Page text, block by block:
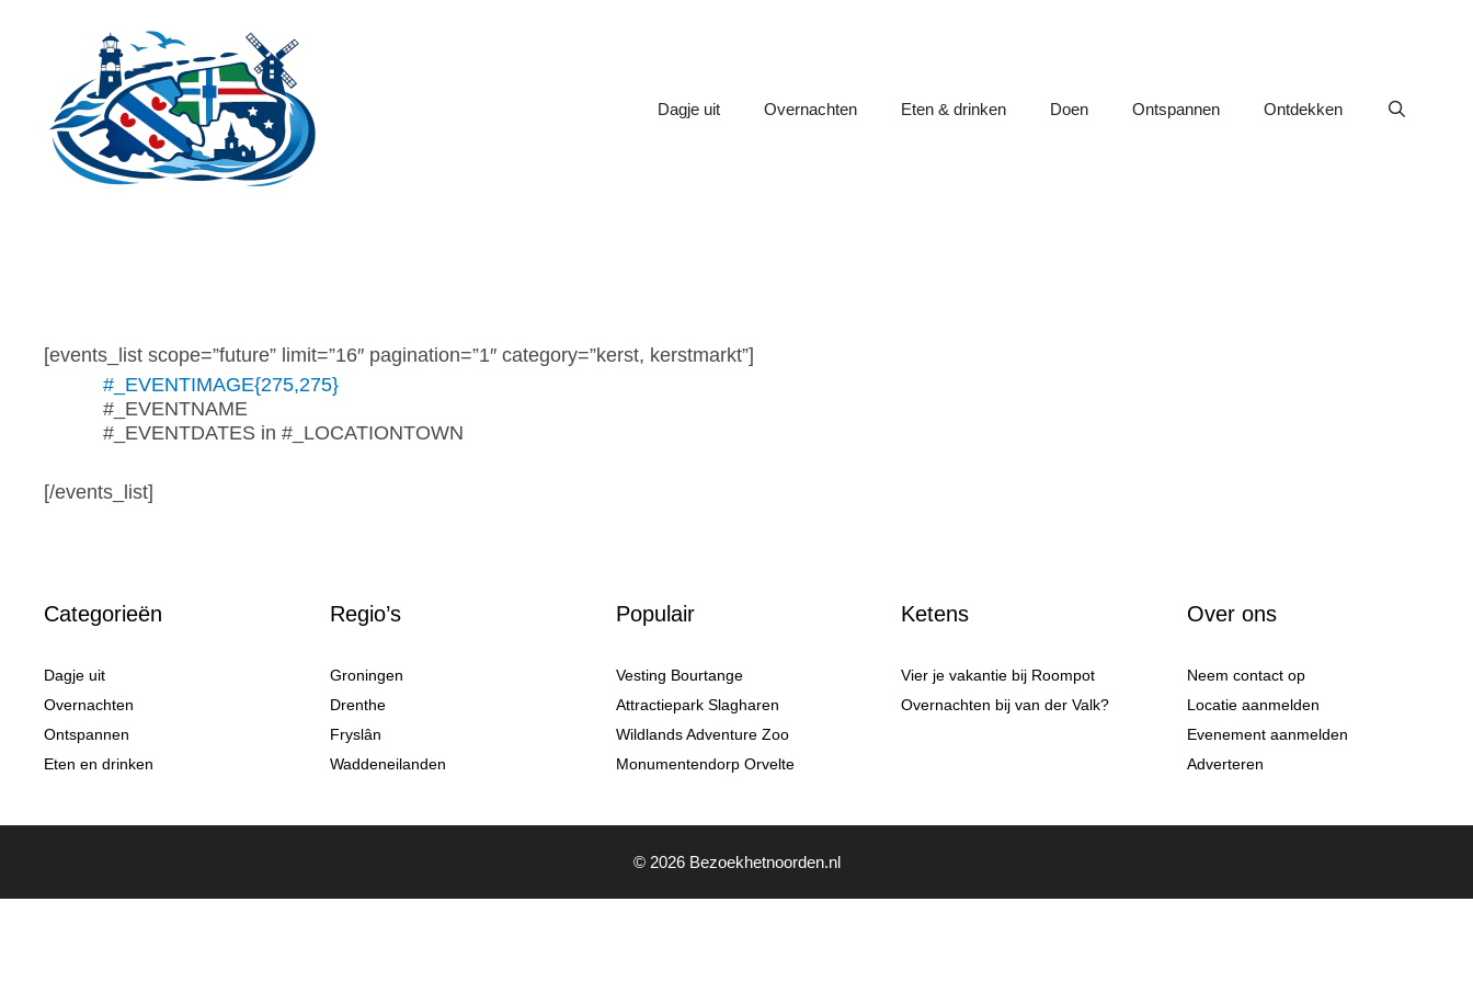
inhoud
Dagje uit Overnachten Eten & drinken Doen Ontspannen Ontdekken
[events_list scope=”future” limit=”16″ pagination=”1″ category=”kerst, kerstmarkt”]
#_EVENTIMAGE{275,275}
#_EVENTNAME
#_EVENTDATES in #_LOCATIONTOWN
[/events_list]
Categorieën
Dagje uit
Overnachten
Ontspannen
Eten en drinken
Regio’s
Groningen
Drenthe
Fryslân
Waddeneilanden
Populair
Vesting Bourtange
Attractiepark Slagharen
Wildlands Adventure Zoo
Monumentendorp Orvelte
Ketens
Vier je vakantie bij Roompot
Overnachten bij van der Valk?
Over ons
Neem contact op
Locatie aanmelden
Evenement aanmelden
Adverteren
© 2026 Bezoekhetnoorden.nl